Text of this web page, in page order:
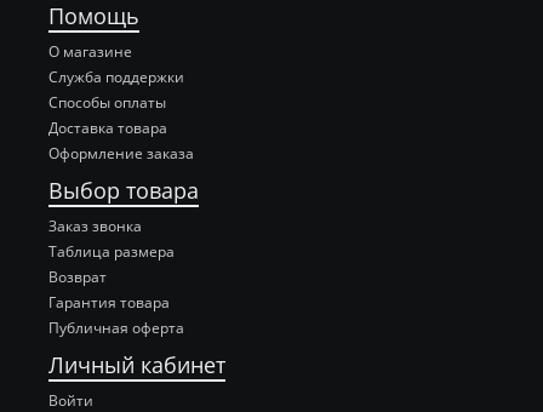
Помощь
О магазине
Служба поддержки
Способы оплаты
Доставка товара
Оформление заказа
Выбор товара
Заказ звонка
Таблица размера
Возврат
Гарантия товара
Публичная оферта
Личный кабинет
Войти